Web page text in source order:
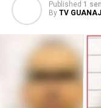
presidenta Claudia
Escuela Mexicana,
con el Sistema
promover la
autoridades
exclusiva de la
formación de las
Published 1
By TV